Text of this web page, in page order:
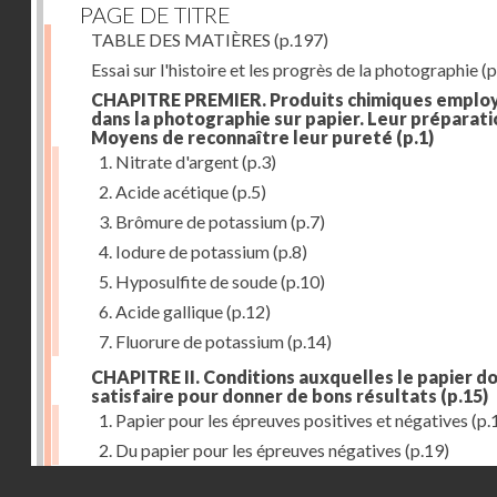
PAGE DE TITRE
TABLE DES MATIÈRES (p.197)
Essai sur l'histoire et les progrès de la photographie
CHAPITRE PREMIER. Produits chimiques
dans la photographie sur papier. Leur
Moyens de reconnaître leur pureté (p.1)
1. Nitrate d'argent(p.3)
2. Acide acétique(p.5)
3. Brômure de potassium(p.7)
4. Iodure de potassium(p.8)
5. Hyposulfite de soude(p.10)
6. Acide gallique(p.12)
7. Fluorure de potassium(p.14)
CHAPITRE II. Conditions auxquelles le papier
satisfaire pour donner de bons résultats (p.15)
1. Papier pour les épreuves positives et négatives
2. Du papier pour les épreuves négatives (p.19)